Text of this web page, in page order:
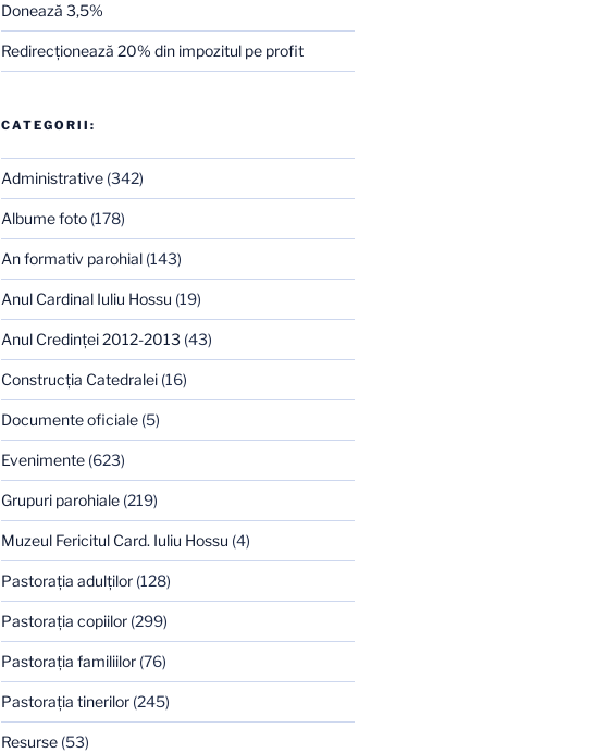
Donează 3,5%
Redirecţionează 20% din impozitul pe profit
CATEGORII:
Administrative(342)
Albume foto(178)
An formativ parohial(143)
Anul Cardinal Iuliu Hossu (19)
Anul Credinţei 2012-2013 (43)
Construcţia Catedralei(16)
Documente oficiale(5)
Evenimente(623)
Grupuri parohiale(219)
Muzeul Fericitul Card. Iuliu Hossu (4)
Pastoraţia adulţilor(128)
Pastoraţia copiilor(299)
Pastoraţia familiilor(76)
Pastoraţia tinerilor(245)
Resurse(53)